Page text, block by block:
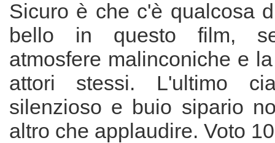
Sicuro è che c'è qualcosa
bello in questo film,
atmosfere malinconiche e
attori stessi. L'ultimo
silenzioso e buio sipario
altro che applaudire. Voto 10